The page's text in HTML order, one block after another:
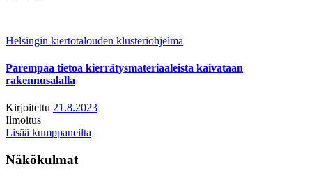
Helsingin kiertotalouden klusteriohjelma
Parempaa tietoa kierrätysmateriaaleista kaivataan
rakennusalalla
Kirjoitettu 21.8.2023
Ilmoitus
Lisää kumppaneilta
Näkökulmat